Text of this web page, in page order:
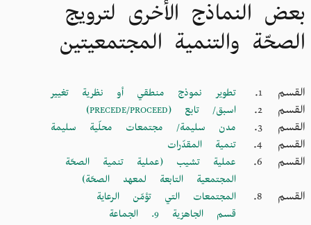
الفصل
بعض النماذج الأخرى لترويج
الصحّة والتنمية المجتمعيتين
القسم 1. تطوير نموذج منطقي أو نظرية تغيير
القسم 2. اسبق/ تابع (PRECEDE/PROCEED)
القسم 3. مدن سليمة/ مجتمعات محلّية سليمة
القسم 4. تنمية المقدّرات
القسم 6.
عملية تشيب (عملية تنمية الصحّة
المجتمعية التابعة لمعهد الصحّة)
القسم 8.
المجتمعات التي تؤمّن الرعاية
قسم الجاهزية 9. الجماعة